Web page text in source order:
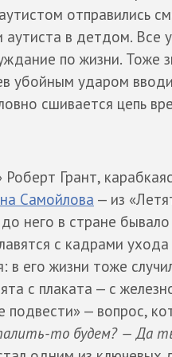
отправились
в детдом. Все
по жизни. Тоже
убойным ударом
сшивается цепь
Грант,
Самойлова — из
него в стране
с кадрами
его жизни тоже
с плаката — с
подвести» — вопрос,
то будем? — Да